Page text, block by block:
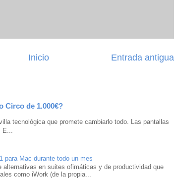
Entrada antigua
Inicio
Circo de 1.000€?
tecnológica que promete cambiarlo todo. Las pantallas
para Mac durante todo un mes
alternativas en suites ofimáticas y de productividad que
como iWork (de la propia...